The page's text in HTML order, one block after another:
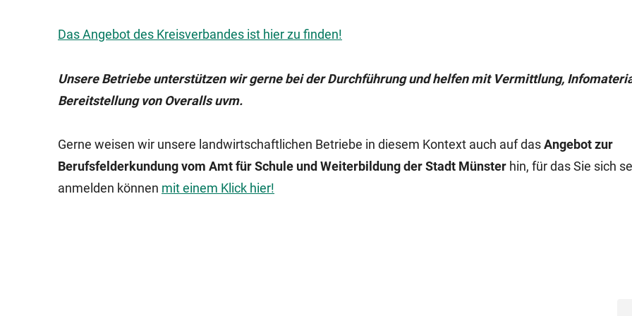
Das Angebot des Kreisverbandes ist hier zu finden!
Unsere Betriebe unterstützen wir gerne bei der Durchführung und helfen mit Vermittlung,
Bereitstellung von Overalls uvm.
Gerne weisen wir unsere landwirtschaftlichen Betriebe in diesem Kontext auch auf dasAngebot zur
Berufsfelderkundung vom Amt für Schule und Weiterbildung der Stadt Münster hin, für das Sie sich
anmelden können mit einem Klick hier!